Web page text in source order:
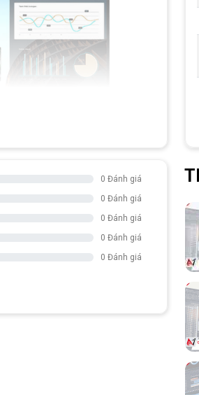
mái – Khởi động siêu
cho tốc độ khởi
đáp ứng tốt nhu cầu đa
cấp khi cần thiết.
0 Đánh giá
0 Đánh giá
0 Đánh giá
0 Đánh giá
0 Đánh giá